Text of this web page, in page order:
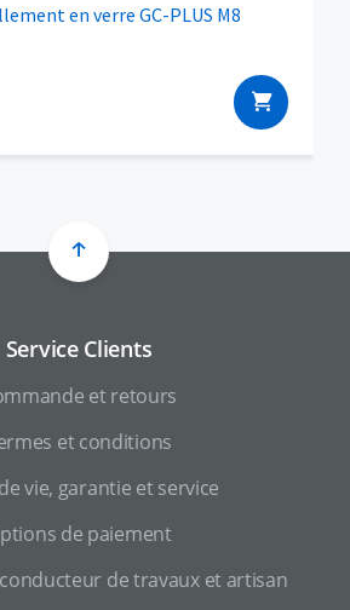
en verre GC-PLUS M8
Service Clients
et retours
et conditions
vie, garantie et service
de paiement
de travaux et artisan